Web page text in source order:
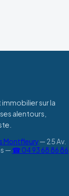
sur la
alentours,
Montfleury— 25 Av.
— ☎ 04 93 68 86 86